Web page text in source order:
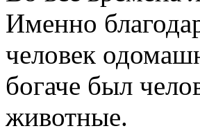
Именно
человек
богаче был
животные.